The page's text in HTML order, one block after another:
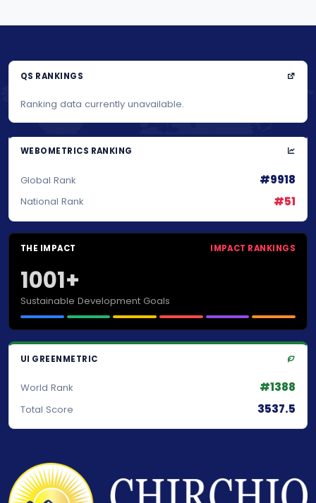
QS RANKINGS
Ranking data currently unavailable.
WEBOMETRICS RANKING
Global Rank #9918
National Rank #51
THE IMPACT IMPACT RANKINGS
1001+
Sustainable Development Goals
UI GREENMETRIC
World Rank #1388
Total Score 3537.5